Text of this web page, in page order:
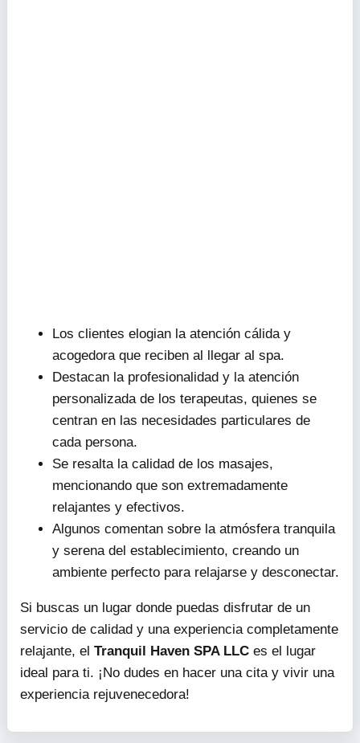
Los clientes elogian la atención cálida y
acogedora que reciben al llegar al spa.
Destacan la profesionalidad y la atención
personalizada de los terapeutas, quienes se
centran en las necesidades particulares de
cada persona.
Se resalta la calidad de los masajes,
mencionando que son extremadamente
relajantes y efectivos.
Algunos comentan sobre la atmósfera tranquila
y serena del establecimiento, creando un
ambiente perfecto para relajarse y desconectar.
Si buscas un lugar donde puedas disfrutar de un
servicio de calidad y una experiencia completamente
relajante, el Tranquil Haven SPA LLC es el lugar
ideal para ti. ¡No dudes en hacer una cita y vivir una
experiencia rejuvenecedora!